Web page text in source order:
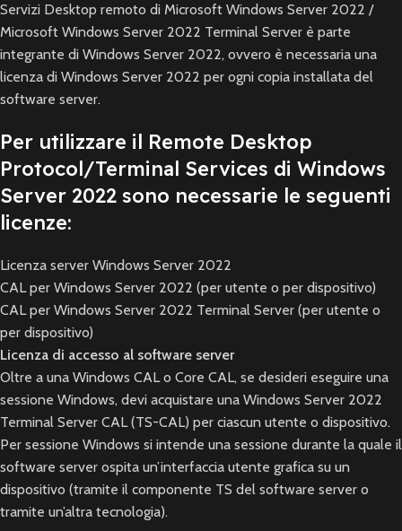
Servizi Desktop remoto di Microsoft Windows Server 2022 /
Microsoft Windows Server 2022 Terminal Server è parte
integrante di Windows Server 2022, ovvero è necessaria una
licenza di Windows Server 2022 per ogni copia installata del
software server.
Per utilizzare il Remote Desktop
Protocol/Terminal Services di Windows
Server 2022 sono necessarie le seguenti
licenze:
Licenza server Windows Server 2022
CAL per Windows Server 2022 (per utente o per dispositivo)
CAL per Windows Server 2022 Terminal Server (per utente o
per dispositivo)
Licenza di accesso al software server
Oltre a una Windows CAL o Core CAL, se desideri eseguire una
sessione Windows, devi acquistare una Windows Server 2022
Terminal Server CAL (TS-CAL) per ciascun utente o dispositivo.
Per sessione Windows si intende una sessione durante la quale il
software server ospita un’interfaccia utente grafica su un
dispositivo (tramite il componente TS del software server o
tramite un’altra tecnologia).